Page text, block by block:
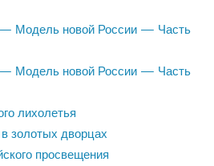
— Модель новой России — Часть
— Модель новой России — Часть
лихолетья
золотых дворцах
просвещения